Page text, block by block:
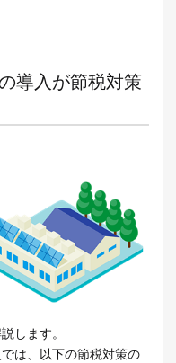
導入が節税対策
します。
は、以下の節税対策の